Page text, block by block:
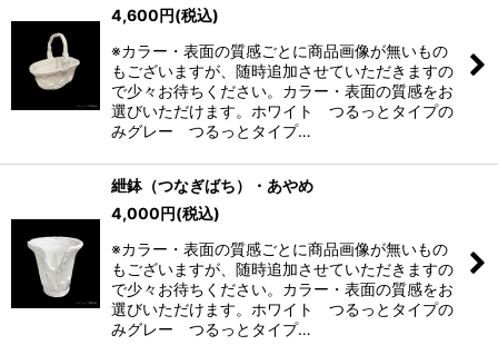
4,600円(税込)
※カラー・表面の質感ごとに商品画像が無いもの
もございますが、随時追加させていただきますの
で少々お待ちください。カラー・表面の質感をお
選びいただけます。ホワイト つるっとタイプの
みグレー つるっとタイプ…
紲鉢（つなぎばち）・あやめ
4,000円(税込)
※カラー・表面の質感ごとに商品画像が無いもの
もございますが、随時追加させていただきますの
で少々お待ちください。カラー・表面の質感をお
選びいただけます。ホワイト つるっとタイプの
みグレー つるっとタイプ…